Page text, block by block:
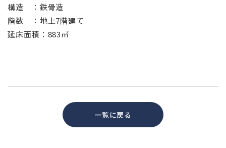
構造 ：鉄骨造
階数 ：地上7階建て
延床面積：883㎡
一覧に戻る